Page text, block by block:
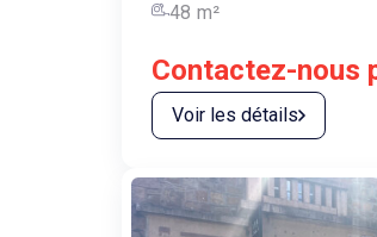
48 m²
Contactez-nous
Voir les détails